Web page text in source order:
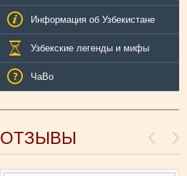
Информация об Узбекистане
Узбекские легенды и мифы
ЧаВо
ОТЗЫВЫ